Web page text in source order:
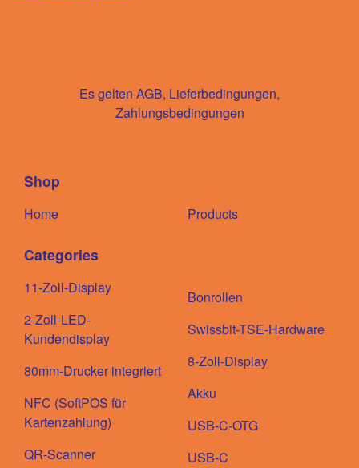
Es gelten AGB, Lieferbedingungen,
Zahlungsbedingungen
Shop
Home Products
Categories
11-Zoll-Display
2-Zoll-LED-
Kundendisplay
80mm-Drucker integriert
NFC (SoftPOS für
Kartenzahlung)
QR-Scanner
Bonrollen
Swissbit-TSE-Hardware
8-Zoll-Display
Akku
USB-C-OTG
USB-C